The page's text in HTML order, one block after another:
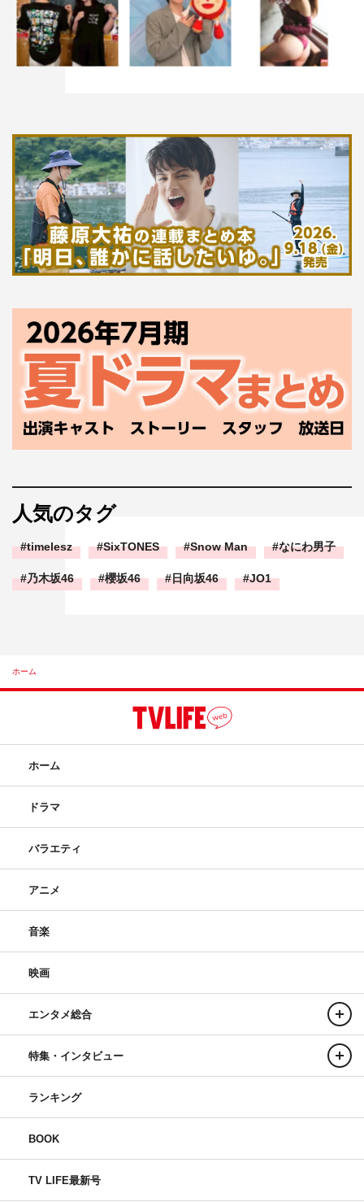
人気のタグ
timelesz SixTONES Snow Man なにわ男子
乃木坂46 櫻坂46 日向坂46 JO1
ホーム
ホーム
ドラマ
バラエティ
アニメ
音楽
映画
エンタメ総合
特集・インタビュー
ランキング
BOOK
TV LIFE最新号